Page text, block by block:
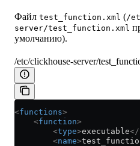
Файл test_function.xml (/
server/test_function.xml
умолчанию).
/etc/clickhouse-server/
<functions>
    <
function>
        <
type>executable</
        <
name>